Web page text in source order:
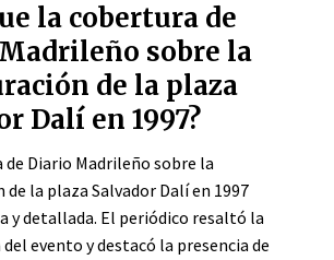
la cobertura de
sobre la
de la plaza
Dalí en 1997?
de Diario Madrileño sobre la
de la plaza Salvador Dalí en 1997
y detallada. El periódico resaltó la
evento y destacó la presencia de